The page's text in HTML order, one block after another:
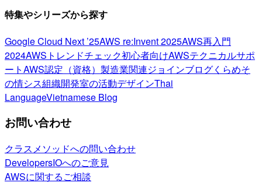
特集やシリーズから探す
Google Cloud Next ’25AWS re:Invent 2025AWS再入門
2024AWSトレンドチェック初心者向けAWSテクニカルサポ
ートAWS認定（資格） 製造業関連ジョインブログくらめそ
の情シス組織開発室の活動デザインThai
LanguageVietnamese Blog
お問い合わせ
クラスメソッドへの問い合わせ
DevelopersIOへのご意見
AWSに関するご相談